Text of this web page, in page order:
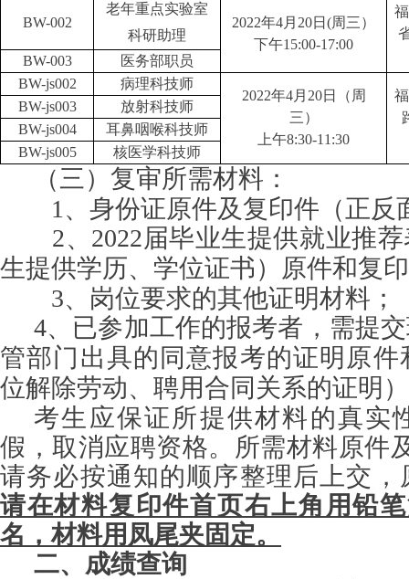
BW-002
老年重点实验室
科研助理
2022年4月 20日 (周三）
下午15:00-17:00
BW-003
医务部职员
BW-js002 病理科技师
2022年4月 20日
（周
三）
上午8:30-11:30
BW-js003
放射科技师
BW-js004
耳鼻咽喉科技师
BW-js005 核医学科技师
（三）复审所需材料：
1、身份证原件及复印件（正反
2、2022届毕业生提供就业推
生提供学历、学位证书）原件和复
3、岗位要求的其他证明材料；
4、已参加工作的报考者，需提
管部门出具的同意报考的证明原
位解除劳动、聘用合同关系的证明
考生应保证所提供材料的真实
假，取消应聘资格。所需材料原件
请务必按通知的顺序整理后上交，
请在材料复印件首页右上角用铅
名，材料用凤尾夹固定。
二、成绩查询